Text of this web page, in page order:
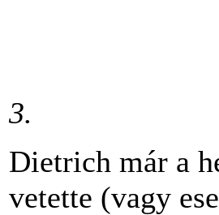
3.
Dietrich már a
vetette (vagy